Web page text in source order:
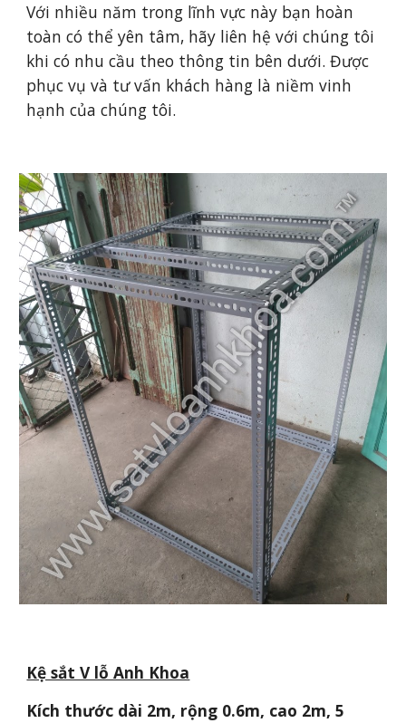
Với nhiều năm trong lĩnh vực này bạn hoàn
toàn có thể yên tâm, hãy liên hệ với chúng tôi
khi có nhu cầu theo thông tin bên dưới. Được
phục vụ và tư vấn khách hàng là niềm vinh
hạnh của chúng tôi.
Kệ sắt V lỗ Anh Khoa
Kích thước dài 2m, rộng 0.6m, cao 2m, 5